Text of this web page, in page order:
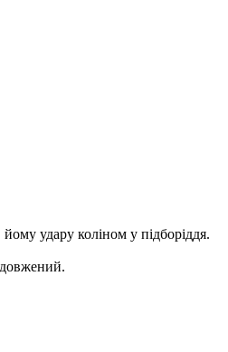
удару коліном у підборіддя.